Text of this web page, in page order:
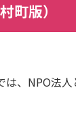
町版）
、NPO法